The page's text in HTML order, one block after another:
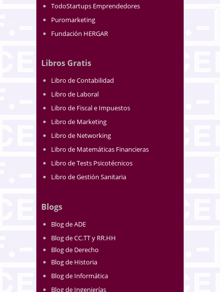
TodoStartups Emprendedores
Puromarketing
Fundación HERGAR
Libros Gratis
Libro de Contabilidad
Libro de Laboral
Libro de Fiscal e Impuestos
Libro de Marketing
Libro de Networking
Libro de Matemáticas Financieras
Libro de Tests Psicotécnicos
Libro de Gestión Sanitaria
Blogs
Blog de ADE
Blog de CC.TT y RR.HH
Blog de Derecho
Blog de Historia
Blog de Informática
Blog de Ingenierías